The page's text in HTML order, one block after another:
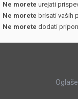
Ne morete urejati
Ne morete brisati vaših
Ne morete dodati